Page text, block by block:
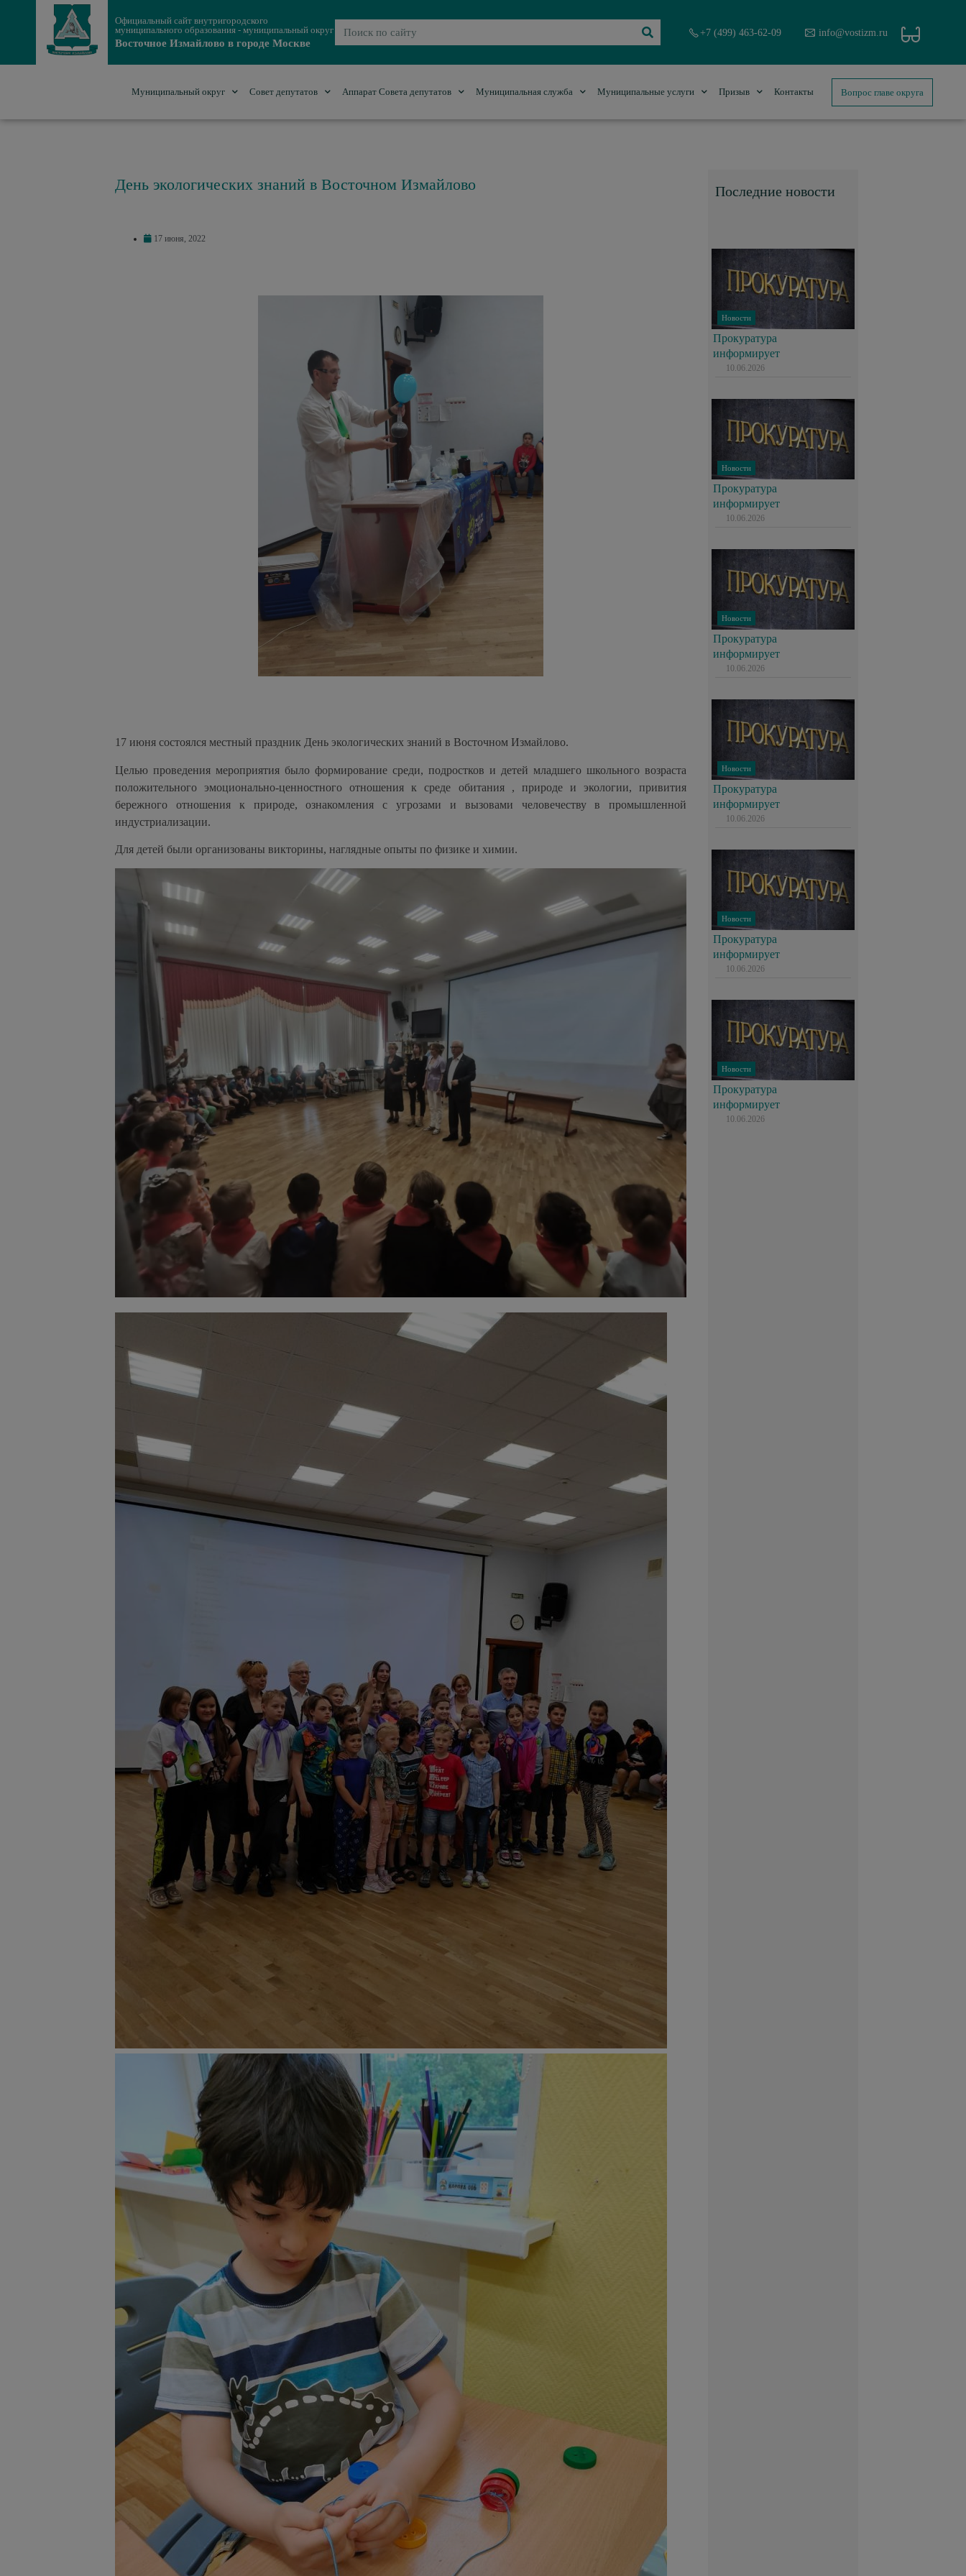
Официальный сайт внутригородского
муниципального образования - муниципальный округ
Восточное Измайлово в городе Москве
+7 (499) 463-62-09 info@vostizm.ru
Муниципальный округ Совет депутатов Аппарат Совета депутатов Муниципальная служба Муниципальные услуги Призыв Контакты Вопрос главе округа
День экологических знаний в Восточном Измайлово
17 июня, 2022
17 июня состоялся местный праздник День экологических знаний в Восточном Измайлово.
Целью проведения мероприятия было формирование среди, подростков и детей младшего школьного возраста
положительного эмоционально-ценностного отношения к среде обитания , природе и экологии, привития
бережного отношения к природе, ознакомления с угрозами и вызовами человечеству в промышленной
индустриализации.
Для детей были организованы викторины, наглядные опыты по физике и химии.
Последние новости
Новости
Прокуратура
информирует
10.06.2026
Новости
Прокуратура
информирует
10.06.2026
Новости
Прокуратура
информирует
10.06.2026
Новости
Прокуратура
информирует
10.06.2026
Новости
Прокуратура
информирует
10.06.2026
Новости
Прокуратура
информирует
10.06.2026